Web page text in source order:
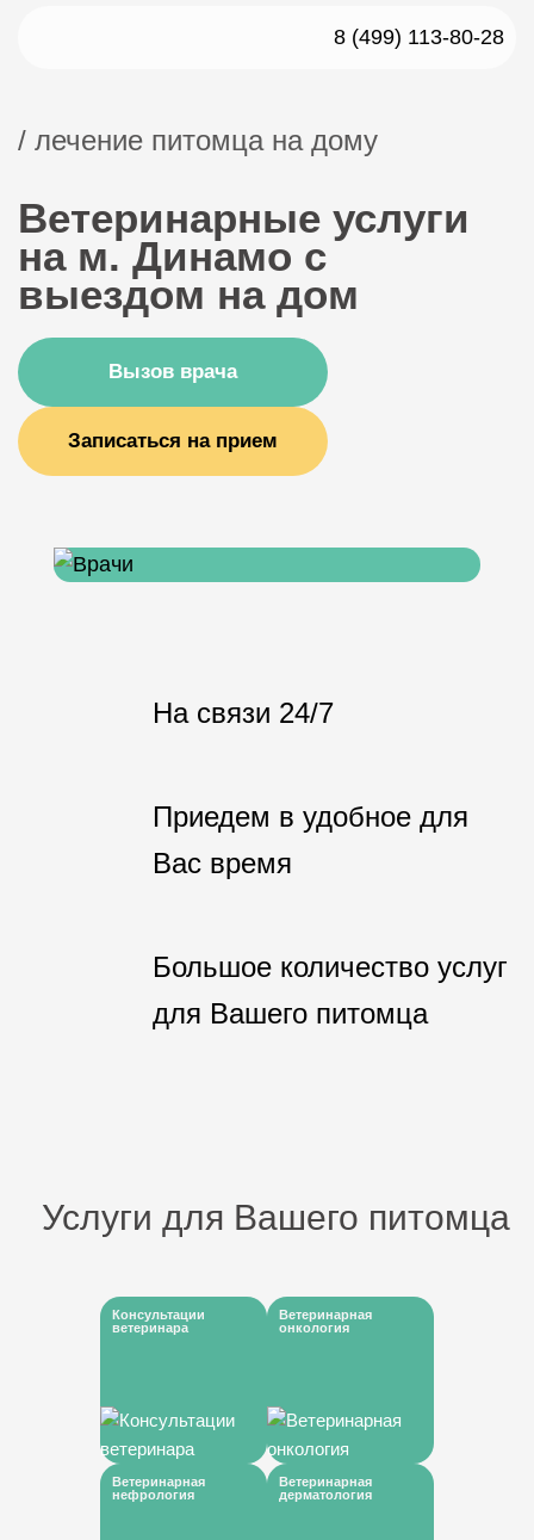
8 (499) 113-80-28
/ лечение питомца на дому
Ветеринарные услуги
на м. Динамо с
выездом на дом
Вызов врача
Записаться на прием
На связи 24/7
Приедем в удобное для
Вас время
Большое количество услуг
для Вашего питомца
Услуги для Вашего питомца
Консультации
ветеринара
Ветеринарная
онкология
Ветеринарная
нефрология
Ветеринарная
дерматология